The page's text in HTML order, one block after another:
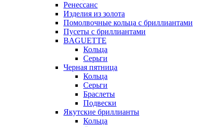
Ренессанс
Изделия из золота
Помолвочные кольца с бриллиантами
Пусеты с бриллиантами
BAGUETTE
Кольца
Серьги
Черная пятница
Кольца
Серьги
Браслеты
Подвески
Якутские бриллианты
Кольца